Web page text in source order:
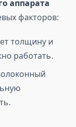
аппарата
факторов:
толщину и
работать.